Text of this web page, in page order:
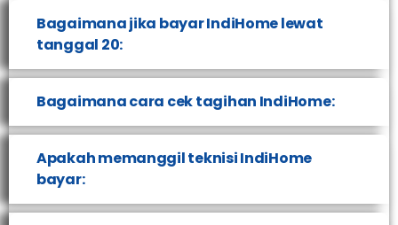
Bagaimana jika bayar IndiHome lewat
tanggal 20:
Bagaimana cara cek tagihan IndiHome:
Apakah memanggil teknisi IndiHome
bayar: